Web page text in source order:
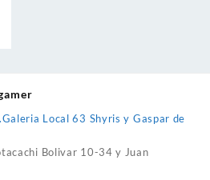
Local 63 Shyris y Gaspar de
Bolivar 10-34 y Juan